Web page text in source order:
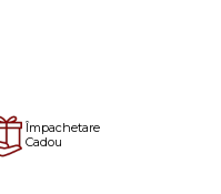
Împachetare
Cadou